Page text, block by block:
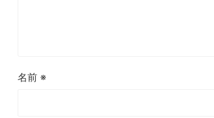
名前 ※